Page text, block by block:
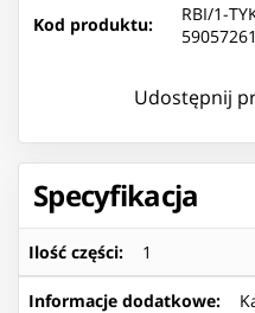
Kod produktu:
RBI/1-
Udostępnij
Specyfikacja
Ilość części: 1
Informacje dodatkowe: